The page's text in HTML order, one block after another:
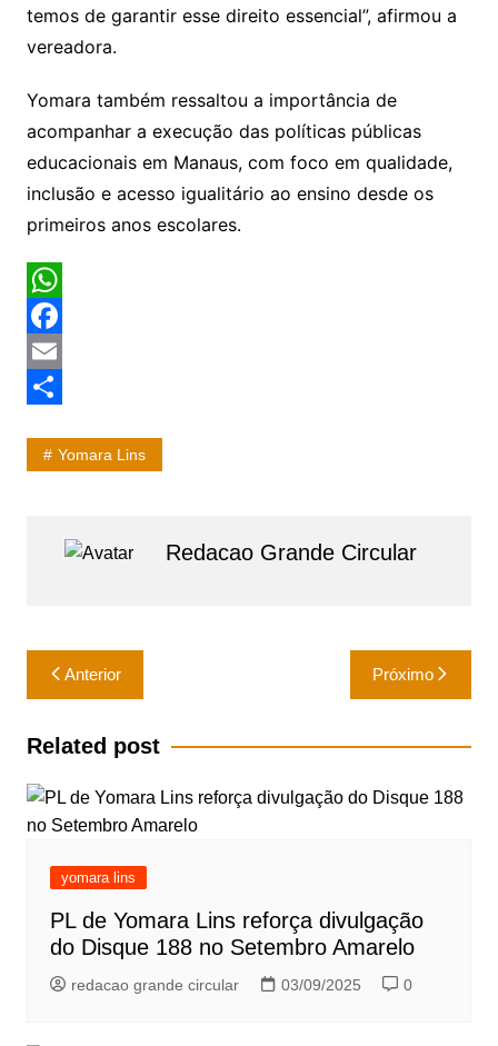
temos de garantir esse direito essencial”, afirmou a
vereadora.
Yomara também ressaltou a importância de
acompanhar a execução das políticas públicas
educacionais em Manaus, com foco em qualidade,
inclusão e acesso igualitário ao ensino desde os
primeiros anos escolares.
W
h
a
F
aE
Yomara Lins
Redacao Grande Circular
Navegação
de
Post
Anterior Próximo
Related post
yomara lins
PL de Yomara Lins reforça divulgação
do Disque 188 no Setembro Amarelo
redacao grande circular 03/09/2025 0